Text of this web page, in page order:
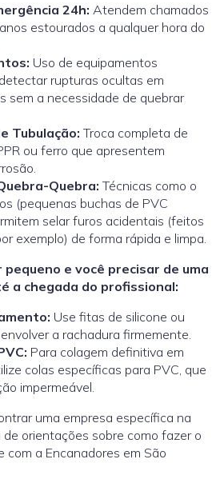
24h: Atendem chamados
estourados a qualquer hora do
Uso de equipamentos
rupturas ocultas em
sem a necessidade de quebrar
Tubulação: Troca completa de
ou ferro que apresentem
Quebra: Técnicas como o
(pequenas buchas de PVC
selar furos acidentais (feitos
exemplo) de forma rápida e limpa.
e você precisar de uma
a chegada do profissional:
Use fitas de silicone ou
a rachadura firmemente.
Para colagem definitiva em
colas específicas para PVC, que
impermeável.
uma empresa específica na
orientações sobre como fazer o
com a Encanadores em São